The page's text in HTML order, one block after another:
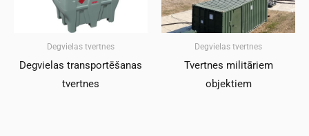
Degvielas tvertnes
Degvielas transportēšanas
tvertnes
Degvielas tvertnes
Tvertnes militāriem
objektiem